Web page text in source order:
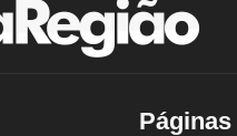
Páginas